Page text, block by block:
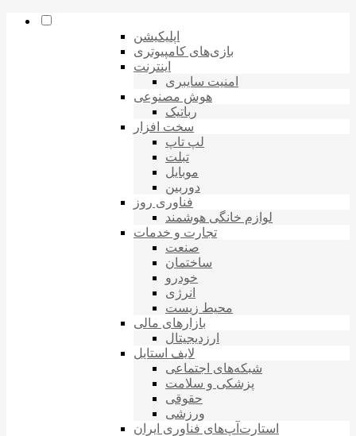
اپلیکیشن
بازی‌های کامپیوتری
اینترنت
امنیت سایبری
هوش مصنوعی
رباتیک
سخت افزار
لپ تاپ
تبلت
موبایل
دوربین
فناوری روز
لوازم خانگی هوشمند
تجارت و خدمات
صنعت
ساختمان
خودرو
انرژی
محیط زیست
بازارهای مالی
ارزدیجیتال
لایف استایل
شبکه‌های اجتماعی
پزشکی و سلامت
حقوقی
ورزشی
استارت‌آپ‌های فناوری ایران